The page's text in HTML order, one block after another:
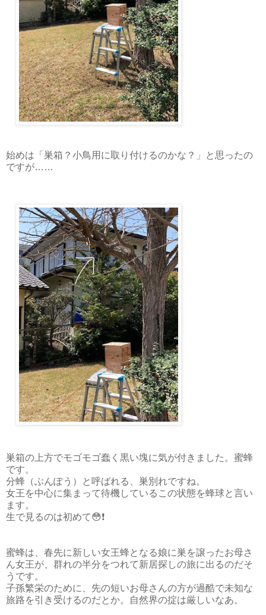
始めは「巣箱？小鳥用に取り付けるのかな？」と思ったの
ですが……
巣箱の上方でモゴモゴ蠢く黒い塊に気が付きました。蜜蜂
です。
分蜂（ぶんぽう）と呼ばれる、巣別れですね。
女王を中心に集まって待機しているこの状態を蜂球と言い
ます。
生で見るのは初めて😳❗
蜜蜂は、春先に新しい女王蜂となる娘に巣を譲ったお母さ
ん女王が、群れの半分をつれて新居探しの旅に出るのだそ
うです。
子孫繁栄のために、先の短いお母さんの方が過酷で未知な
旅路を引き受けるのだとか。自然界の掟は厳しいなあ。